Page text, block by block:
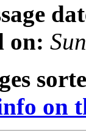
on:
on